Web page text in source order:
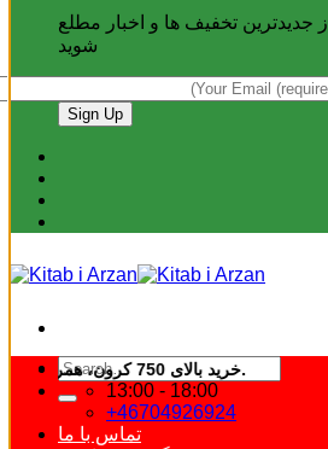
از جدیدترین تخفیف ها و اخبار مطلع
شوید
خرید بالای 750 کرون، همراه با هدیه ویژه از کتاب ارزان.
13:00 - 18:00
+46704926924
Search
for:
تماس با ما